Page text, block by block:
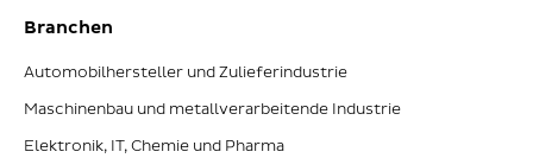
Branchen
Automobilhersteller und Zulieferindustrie
Maschinenbau und metallverarbeitende Industrie
Elektronik, IT, Chemie und Pharma